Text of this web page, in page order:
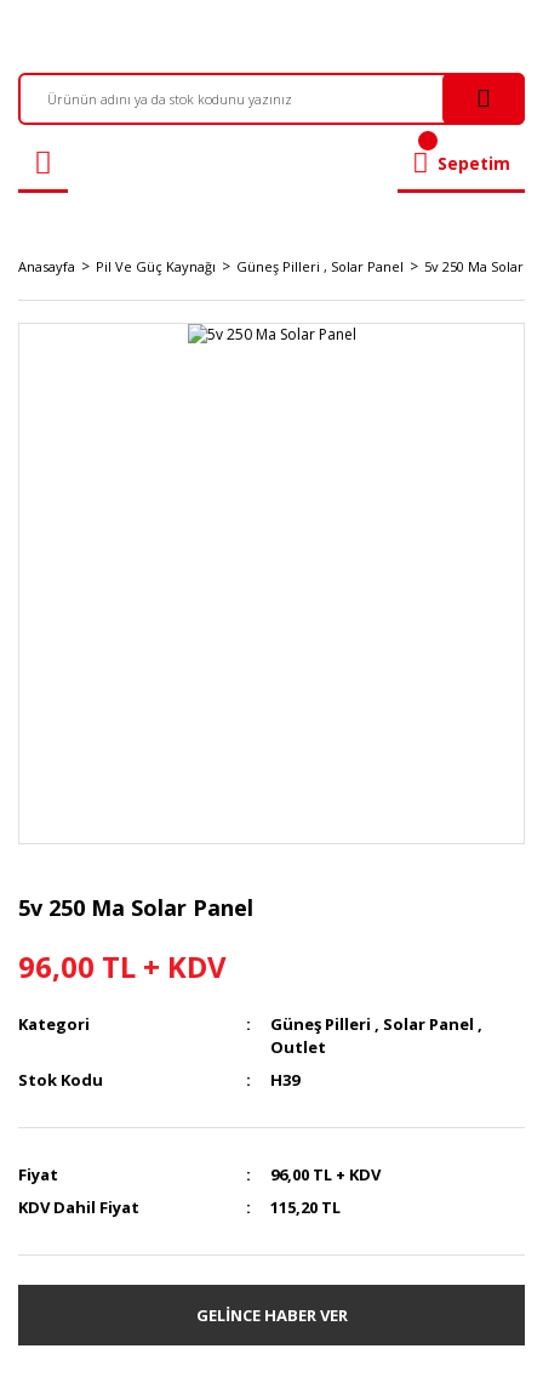
Sepetim
Anasayfa Pil Ve Güç Kaynağı Güneş Pilleri , Solar Panel 5v 250 Ma Solar
5v 250 Ma Solar Panel
96,00 TL + KDV
Kategori Güneş Pilleri , Solar Panel ,
Outlet
Stok Kodu
H39
Fiyat
96,00 TL + KDV
KDV Dahil Fiyat
115,20 TL
GELİNCE HABER VER